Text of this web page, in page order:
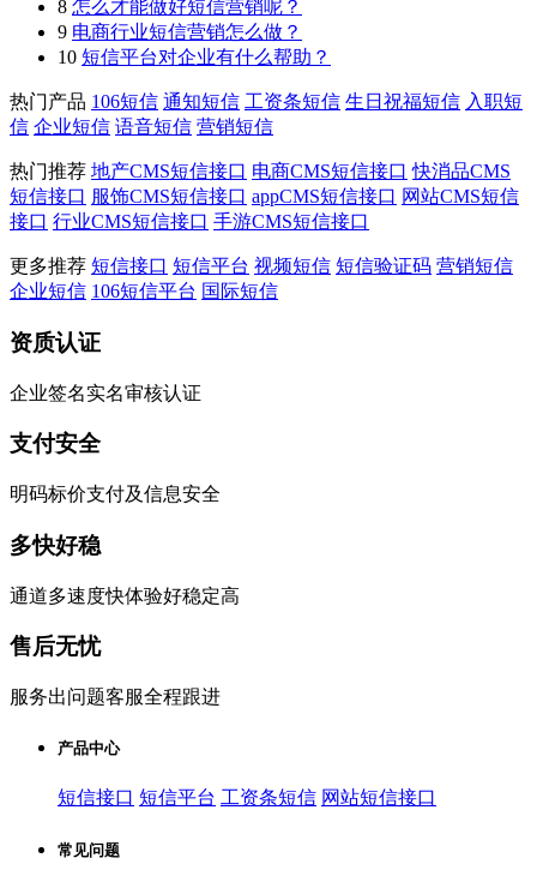
8 怎么才能做好短信营销呢？
9 电商行业短信营销怎么做？
10 短信平台对企业有什么帮助？
热门产品 106短信 通知短信 工资条短信 生日祝福短信 入职短
信 企业短信 语音短信 营销短信
热门推荐 地产CMS短信接口 电商CMS短信接口 快消品CMS
短信接口 服饰CMS短信接口 appCMS短信接口 网站CMS短信
接口 行业CMS短信接口 手游CMS短信接口
更多推荐 短信接口 短信平台 视频短信 短信验证码 营销短信
企业短信 106短信平台 国际短信
资质认证
企业签名实名审核认证
支付安全
明码标价支付及信息安全
多快好稳
通道多速度快体验好稳定高
售后无忧
服务出问题客服全程跟进
产品中心
短信接口 短信平台 工资条短信 网站短信接口
常见问题